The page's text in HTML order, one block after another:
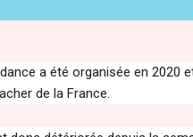
a été organisée en 2020
de la France.